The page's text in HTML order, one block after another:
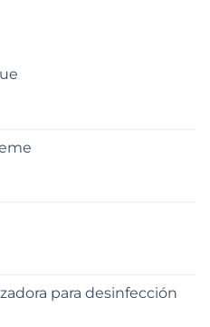
para desinfección